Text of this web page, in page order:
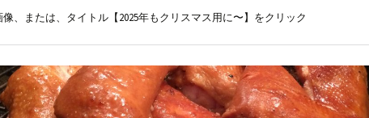
、または、タイトル【2025年もクリスマス用に〜】をクリック